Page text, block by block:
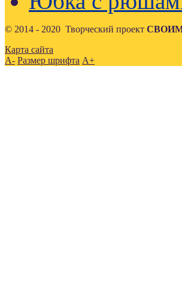
© 2014 - 2020 Творческий проект
Карта сайта
A- Размер шрифта A+